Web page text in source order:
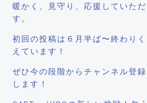
暖かく、見守り、応援していた
す。
初回の投稿は６月半ば〜終わり
えています！
ぜひ今の段階からチャンネル登
します！